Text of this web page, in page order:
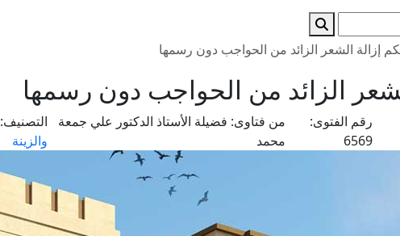
إزالة الشعر الزائد من الحواجب دون رسمها
الزائد من الحواجب دون رسمها
رقم الفتوى:
6569
من فتاوى: فضيلة الأستاذ الدكتور علي جمعة
محمد
التصنيف:
والزينة